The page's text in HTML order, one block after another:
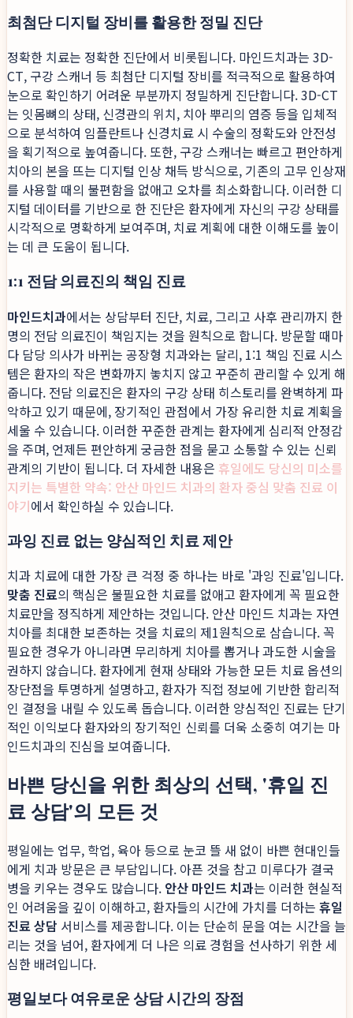
최첨단 디지털 장비를 활용한 정밀 진단
정확한 치료는 정확한 진단에서 비롯됩니다. 마인드치과는 3D-
CT, 구강 스캐너 등 최첨단 디지털 장비를 적극적으로 활용하여
눈으로 확인하기 어려운 부분까지 정밀하게 진단합니다. 3D-CT
는 잇몸뼈의 상태, 신경관의 위치, 치아 뿌리의 염증 등을 입체적
으로 분석하여 임플란트나 신경치료 시 수술의 정확도와 안전성
을 획기적으로 높여줍니다. 또한, 구강 스캐너는 빠르고 편안하게
치아의 본을 뜨는 디지털 인상 채득 방식으로, 기존의 고무 인상재
를 사용할 때의 불편함을 없애고 오차를 최소화합니다. 이러한 디
지털 데이터를 기반으로 한 진단은 환자에게 자신의 구강 상태를
시각적으로 명확하게 보여주며, 치료 계획에 대한 이해도를 높이
는 데 큰 도움이 됩니다.
1:1 전담 의료진의 책임 진료
마인드치과에서는 상담부터 진단, 치료, 그리고 사후 관리까지 한
명의 전담 의료진이 책임지는 것을 원칙으로 합니다. 방문할 때마
다 담당 의사가 바뀌는 공장형 치과와는 달리, 1:1 책임 진료 시스
템은 환자의 작은 변화까지 놓치지 않고 꾸준히 관리할 수 있게 해
줍니다. 전담 의료진은 환자의 구강 상태 히스토리를 완벽하게 파
악하고 있기 때문에, 장기적인 관점에서 가장 유리한 치료 계획을
세울 수 있습니다. 이러한 꾸준한 관계는 환자에게 심리적 안정감
을 주며, 언제든 편안하게 궁금한 점을 묻고 소통할 수 있는 신뢰
관계의 기반이 됩니다. 더 자세한 내용은 휴일에도 당신의 미소를
지키는 특별한 약속: 안산 마인드 치과의 환자 중심 맞춤 진료 이
야기에서 확인하실 수 있습니다.
과잉 진료 없는 양심적인 치료 제안
치과 치료에 대한 가장 큰 걱정 중 하나는 바로 '과잉 진료'입니다.
맞춤 진료의 핵심은 불필요한 치료를 없애고 환자에게 꼭 필요한
치료만을 정직하게 제안하는 것입니다. 안산 마인드 치과는 자연
치아를 최대한 보존하는 것을 치료의 제1원칙으로 삼습니다. 꼭
필요한 경우가 아니라면 무리하게 치아를 뽑거나 과도한 시술을
권하지 않습니다. 환자에게 현재 상태와 가능한 모든 치료 옵션의
장단점을 투명하게 설명하고, 환자가 직접 정보에 기반한 합리적
인 결정을 내릴 수 있도록 돕습니다. 이러한 양심적인 진료는 단기
적인 이익보다 환자와의 장기적인 신뢰를 더욱 소중히 여기는 마
인드치과의 진심을 보여줍니다.
바쁜 당신을 위한 최상의 선택, '휴일 진
료 상담'의 모든 것
평일에는 업무, 학업, 육아 등으로 눈코 뜰 새 없이 바쁜 현대인들
에게 치과 방문은 큰 부담입니다. 아픈 것을 참고 미루다가 결국
병을 키우는 경우도 많습니다. 안산 마인드 치과는 이러한 현실적
인 어려움을 깊이 이해하고, 환자들의 시간에 가치를 더하는 휴일
진료 상담 서비스를 제공합니다. 이는 단순히 문을 여는 시간을 늘
리는 것을 넘어, 환자에게 더 나은 의료 경험을 선사하기 위한 세
심한 배려입니다.
평일보다 여유로운 상담 시간의 장점